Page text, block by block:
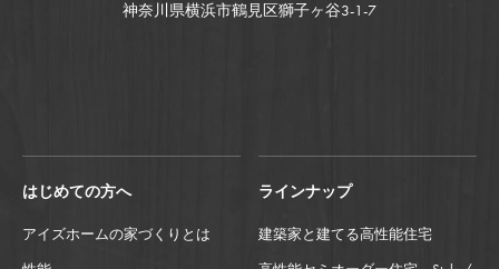
神奈川県横浜市鶴見区獅子ヶ谷3-1-7
はじめての方へ
アイズホームの家づくりとは
ラインナップ
建築家と建てる高性能住宅